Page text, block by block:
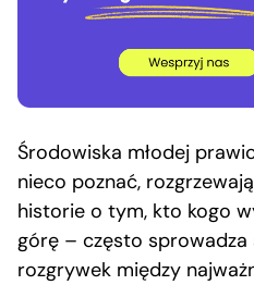
Środowiska młodej
nieco poznać,
historie o tym, kto kogo
górę – często
rozgrywek między